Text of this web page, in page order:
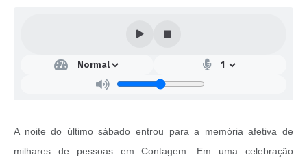
A noite do último sábado entrou para a memória afetiva de
milhares de pessoas em Contagem. Em uma celebração